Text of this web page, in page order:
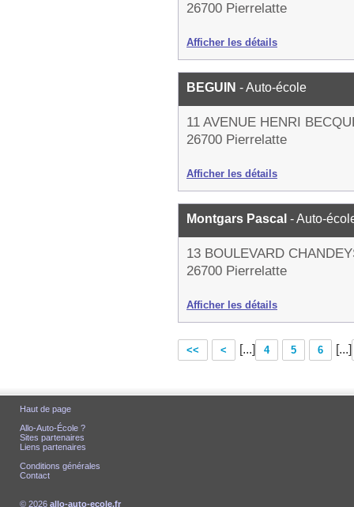
26700 Pierrelatte
Afficher les détails
BEGUIN - Auto-école
11 AVENUE HENRI
26700 Pierrelatte
Afficher les détails
Montgars Pascal - Auto-
13 BOULEVARD
26700 Pierrelatte
Afficher les détails
<< < [...] 4 5 6 [...]
Haut de page
Allo-Auto-École ?
Sites partenaires
Liens partenaires
Conditions générales
Contact
© 2026 allo-auto-ecole.fr